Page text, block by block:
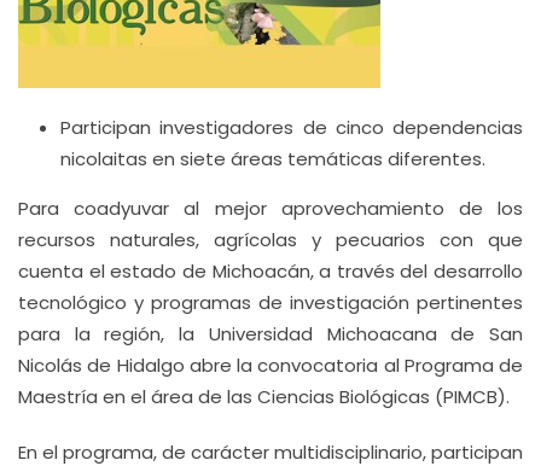
Participan investigadores de cinco dependencias
nicolaitas en siete áreas temáticas diferentes.
Para coadyuvar al mejor aprovechamiento de los
recursos naturales, agrícolas y pecuarios con que
cuenta el estado de Michoacán, a través del desarrollo
tecnológico y programas de investigación pertinentes
para la región, la Universidad Michoacana de San
Nicolás de Hidalgo abre la convocatoria al Programa de
Maestría en el área de las Ciencias Biológicas (PIMCB).
En el programa, de carácter multidisciplinario, participan